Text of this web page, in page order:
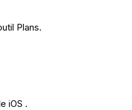
Plans.
iOS .